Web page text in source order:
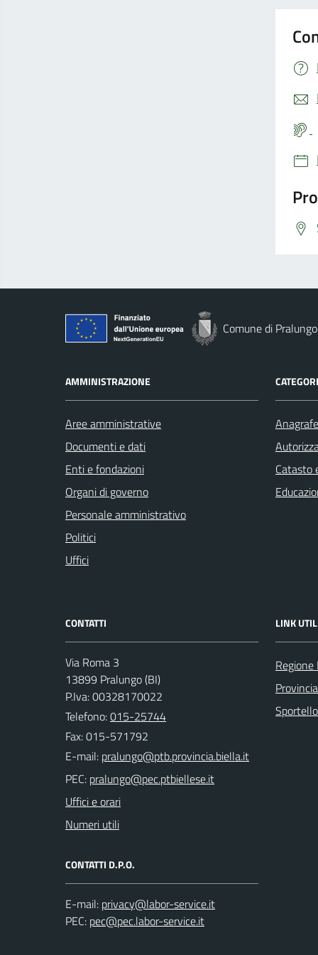
Comune di Pralungo
AMMINISTRAZIONE
Aree amministrative
Documenti e dati
Enti e fondazioni
Organi di governo
Personale amministrativo
Politici
Uffici
Catasto
CONTATTI
Via Roma 3
13899 Pralungo (BI)
P.Iva: 00328170022
Telefono:015-25744
Fax: 015-571792
E-mail:
PEC:
Uffici e orari
Numeri utili
CONTATTI D.P.O.
E-mail:
PEC:
LINK